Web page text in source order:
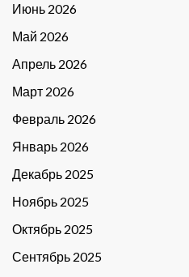
Июнь 2026
Май 2026
Апрель 2026
Март 2026
Февраль 2026
Январь 2026
Декабрь 2025
Ноябрь 2025
Октябрь 2025
Сентябрь 2025